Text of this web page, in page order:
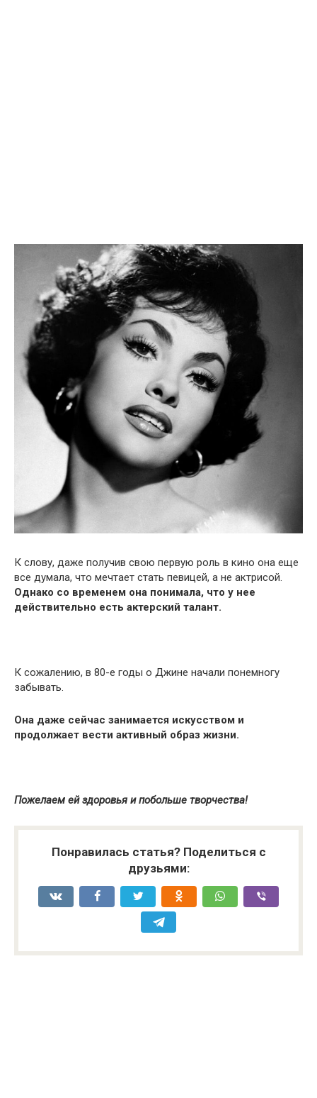
К слову, даже получив свою первую роль в кино она еще
все думала, что мечтает стать певицей, а не актрисой.
Однако со временем она понимала, что у нее
действительно есть актерский талант.
К сожалению, в 80-е годы о Джине начали понемногу
забывать.
Она даже сейчас занимается искусством и
продолжает вести активный образ жизни.
Пожелаем ей здоровья и побольше творчества!
Понравилась статья? Поделиться с
друзьями: